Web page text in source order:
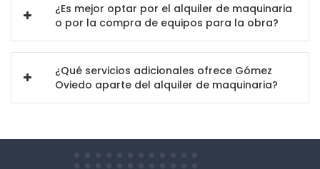
¿Es mejor optar por el alquiler de maquinaria
o por la compra de equipos para la obra?
¿Qué servicios adicionales ofrece Gómez
Oviedo aparte del alquiler de maquinaria?